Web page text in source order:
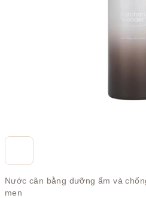
Nước cân bằng dưỡng ẩm và
men